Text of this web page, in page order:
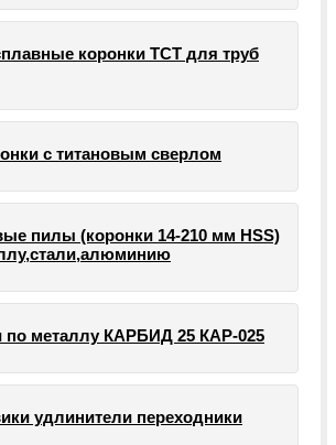
коронки ТСТ для труб
с титановым сверлом
пилы (коронки 14-210 мм HSS)
по металлу КАРБИД 25 КАР-025
удлинители переходники